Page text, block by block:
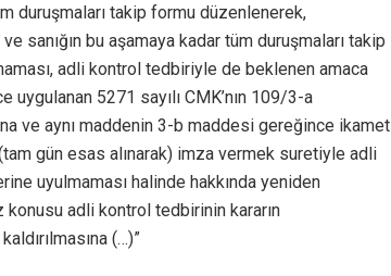
duruşmaları takip formu düzenlenerek,
sanığın bu aşamaya kadar tüm duruşmaları takip
adli kontrol tedbiriyle de beklenen amaca
uygulanan 5271 sayılı CMK’nın 109/3-a
ve aynı maddenin 3-b maddesi gereğince ikamet
gün esas alınarak) imza vermek suretiyle adli
uyulmaması halinde hakkında yeniden
adli kontrol tedbirinin kararın
(…)”